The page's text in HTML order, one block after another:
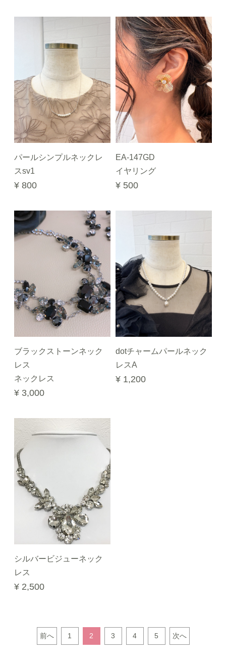
パールシンプルネックレ
スsv1
¥ 800
EA-147GD
イヤリング
¥ 500
ブラックストーンネック
レス
ネックレス
¥ 3,000
dotチャームパールネック
レスA
¥ 1,200
シルバービジューネック
レス
¥ 2,500
前へ 1 2 3 4 5 次へ